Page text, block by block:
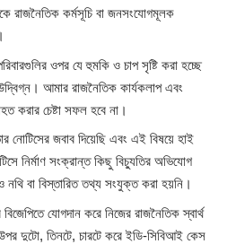
রাজনৈতিক কর্মসূচি বা জনসংযোগমূলক
ওপর যে হুমকি ও চাপ সৃষ্টি করা হচ্ছে
আমার রাজনৈতিক কার্যকলাপ এবং
করার চেষ্টা সফল হবে না।
জবাব দিয়েছি এবং এই বিষয়ে হাই
নির্মাণ সংক্রান্ত কিছু বিচ্যুতির অভিযোগ
বা বিস্তারিত তথ্য সংযুক্ত করা হয়নি।
যোগদান করে নিজের রাজনৈতিক স্বার্থ
উপর দুটো, তিনটে, চারটে করে ইডি-সিবিআই কেস